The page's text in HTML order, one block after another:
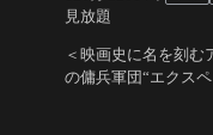
見放題
＜映画史に名を刻
の傭兵軍団“エクス